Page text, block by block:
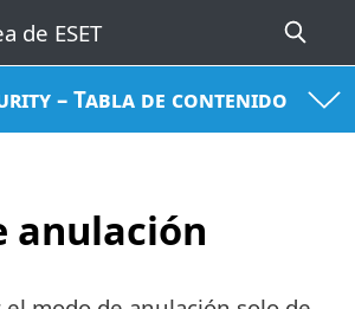
– Tabla de contenido
anulación